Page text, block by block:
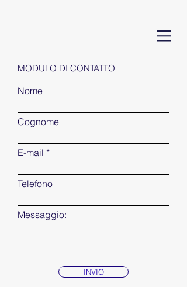
MODULO DI CONTATTO
Nome
Cognome
E-mail
Telefono
Messaggio:
INVIO